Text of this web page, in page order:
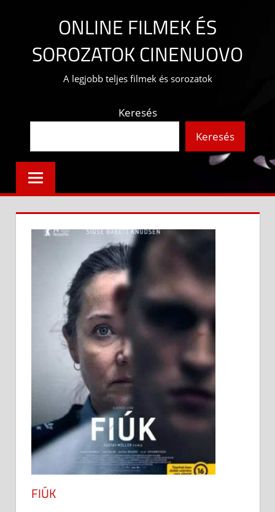
content
ONLINE FILMEK ÉS
SOROZATOK CINENUOVO
A legjobb teljes filmek és sorozatok
Keresés
Keresés
FIÚK